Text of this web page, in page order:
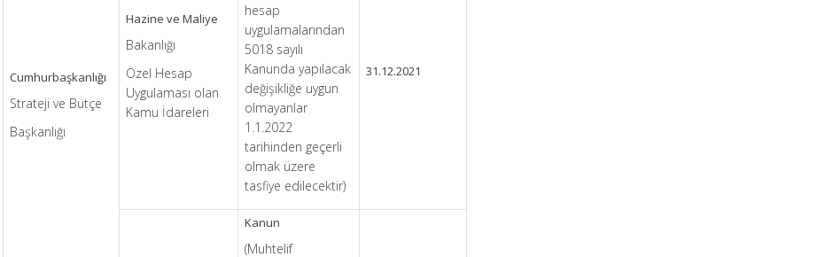
Cumhurbaşkanlığı
Strateji ve Bütçe
Başkanlığı
Hazine ve Maliye
Bakanlığı
Özel Hesap
Uygulaması olan
Kamu İdareleri
hesap
uygulamalarından
5018 sayılı
Kanunda yapılacak
değişikliğe uygun
olmayanlar
1.1.2022
tarihinden geçerli
olmak üzere
tasfiye edilecektir)
31.12.2021
Kanun
(Muhtelif